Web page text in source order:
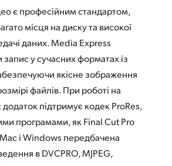
є професійним стандартом,
місця на диску та високої
даних. Media Express
у сучасних форматах із
якісне зображення
файлів. При роботі на
підтримує кодек ProRes,
програмами, як Final Cut Pro
і Windows передбачена
в DVCPRO, MJPEG,